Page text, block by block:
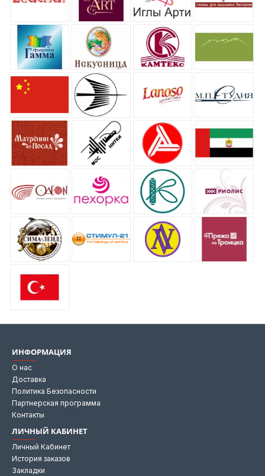
ИНФОРМАЦИЯ
О нас
Доставка
Политика Безопасности
Партнерская программа
Контакты
ЛИЧНЫЙ КАБИНЕТ
Личный Кабинет
История заказов
Закладки